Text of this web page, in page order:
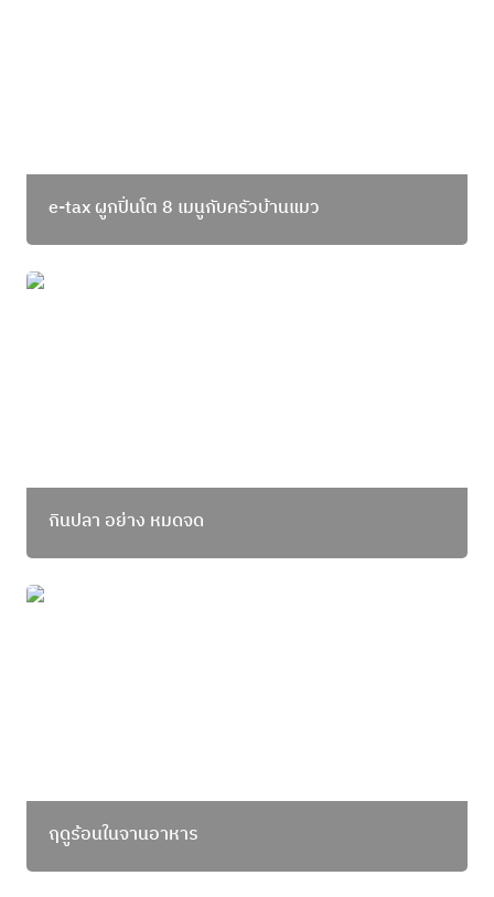
e-tax ผูกปิ่นโต 8 เมนูกับครัวบ้านแมว
กินปลา อย่าง หมดจด
กินปลา อย่าง หมดจด
ฤดูร้อนในจานอาหาร
ฤดูร้อนในจานอาหาร